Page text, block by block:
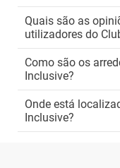
Quais são as
utilizadores do
Como são os
Inclusive?
Onde está
Inclusive?